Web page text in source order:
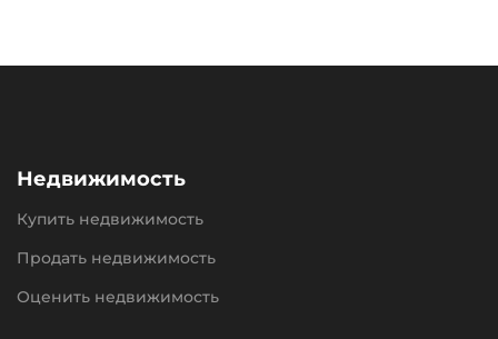
Недвижимость
Купить недвижимость
Продать недвижимость
Оценить недвижимость